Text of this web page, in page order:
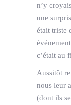
n’y
une
était triste
c’était au
Aussitôt
nous leur
(dont ils